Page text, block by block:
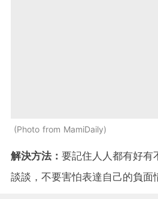
Photo from MamiDaily
解決方法： 要記住人人都有好有
談談，不要害怕表達自己的負面